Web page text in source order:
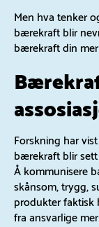
Men hva tenker
bærekraft blir
bærekraft din
Forskning har
bærekraft blir
Å kommunisere
skånsom, trygg,
produkter faktisk
fra ansvarlige